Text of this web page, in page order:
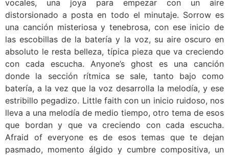
vocales, una joya para empezar con un aire
distorsionado a posta en todo el minutaje. Sorrow es
una canción misteriosa y tenebrosa, con ese inicio de
las escobillas de la batería y la voz, su aire oscuro en
absoluto le resta belleza, típica pieza que va creciendo
con cada escucha. Anyone’s ghost es una canción
donde la sección rítmica se sale, tanto bajo como
batería, a la vez que la voz desarrolla la melodía, y ese
estribillo pegadizo. Little faith con un inicio ruidoso, nos
lleva a una melodía de medio tiempo, otro tema de esos
que bordan y que va creciendo con cada escucha.
Afraid of everyone es de esos temas que te dejan
pasmado, momento álgido y cumbre compositiva, un